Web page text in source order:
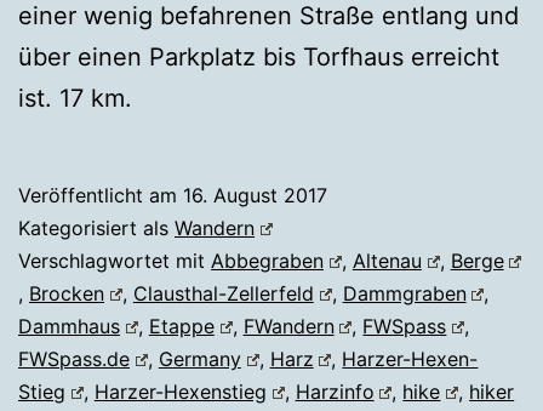
einer wenig befahrenen Straße entlang und
über einen Parkplatz bis Torfhaus erreicht
ist. 17 km.
Veröffentlicht am 16. August 2017
Kategorisiert als Wandern
Verschlagwortet mit Abbegraben , Altenau , Berge
, Brocken , Clausthal-Zellerfeld , Dammgraben
,
Dammhaus
, Etappe , FWandern , FWSpass
,
FWSpass.de
, Germany , Harz , Harzer-Hexen-
Stieg
, Harzer-Hexenstieg , Harzinfo , hike , hiker